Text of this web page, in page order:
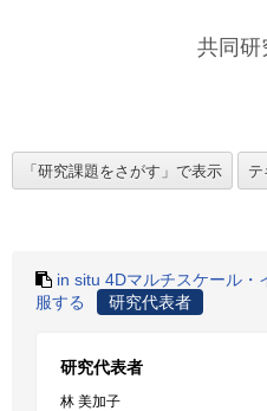
共同研
in situ 4Dマルチスケール・
服する
研究代表者
研究代表者
林 美加子